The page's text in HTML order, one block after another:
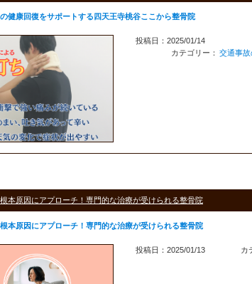
健康回復をサポートする四天王寺桃谷ここから整骨院
投稿日：2025/01/14
カテゴリー： 交通事
本原因にアプローチ！専門的な治療が受けられる整骨院
本原因にアプローチ！専門的な治療が受けられる整骨院
投稿日：2025/01/13 カ